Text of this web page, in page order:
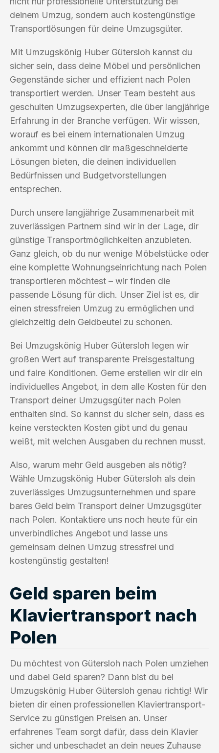
deinem Umzug, sondern auch kostengünstige
Transportlösungen für deine Umzugsgüter.
Mit Umzugskönig Huber Gütersloh kannst du
sicher sein, dass deine Möbel und persönlichen
Gegenstände sicher und effizient nach Polen
transportiert werden. Unser Team besteht aus
geschulten Umzugsexperten, die über langjährige
Erfahrung in der Branche verfügen. Wir wissen,
worauf es bei einem internationalen Umzug
ankommt und können dir maßgeschneiderte
Lösungen bieten, die deinen individuellen
Bedürfnissen und Budgetvorstellungen
entsprechen.
Durch unsere langjährige Zusammenarbeit mit
zuverlässigen Partnern sind wir in der Lage, dir
günstige Transportmöglichkeiten anzubieten.
Ganz gleich, ob du nur wenige Möbelstücke oder
eine komplette Wohnungseinrichtung nach Polen
transportieren möchtest – wir finden die
passende Lösung für dich. Unser Ziel ist es, dir
einen stressfreien Umzug zu ermöglichen und
gleichzeitig dein Geldbeutel zu schonen.
Bei Umzugskönig Huber Gütersloh legen wir
großen Wert auf transparente Preisgestaltung
und faire Konditionen. Gerne erstellen wir dir ein
individuelles Angebot, in dem alle Kosten für den
Transport deiner Umzugsgüter nach Polen
enthalten sind. So kannst du sicher sein, dass es
keine versteckten Kosten gibt und du genau
weißt, mit welchen Ausgaben du rechnen musst.
Also, warum mehr Geld ausgeben als nötig?
Wähle Umzugskönig Huber Gütersloh als dein
zuverlässiges Umzugsunternehmen und spare
bares Geld beim Transport deiner Umzugsgüter
nach Polen. Kontaktiere uns noch heute für ein
unverbindliches Angebot und lasse uns
gemeinsam deinen Umzug stressfrei und
kostengünstig gestalten!
Geld sparen beim
Klaviertransport nach
Polen
Du möchtest von Gütersloh nach Polen umziehen
und dabei Geld sparen? Dann bist du bei
Umzugskönig Huber Gütersloh genau richtig! Wir
bieten dir einen professionellen Klaviertransport-
Service zu günstigen Preisen an. Unser
erfahrenes Team sorgt dafür, dass dein Klavier
sicher und unbeschadet an dein neues Zuhause